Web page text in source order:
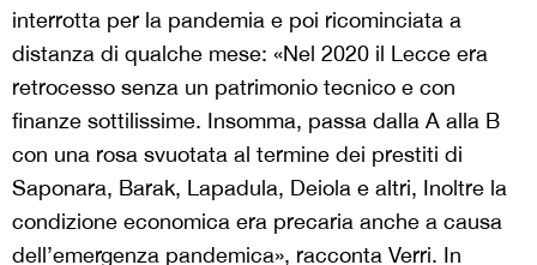
interrotta per la pandemia e poi ricominciata a
distanza di qualche mese: «Nel 2020 il Lecce era
retrocesso senza un patrimonio tecnico e con
finanze sottilissime. Insomma, passa dalla A alla B
con una rosa svuotata al termine dei prestiti di
Saponara, Barak, Lapadula, Deiola e altri, Inoltre la
condizione economica era precaria anche a causa
dell’emergenza pandemica», racconta Verri. In